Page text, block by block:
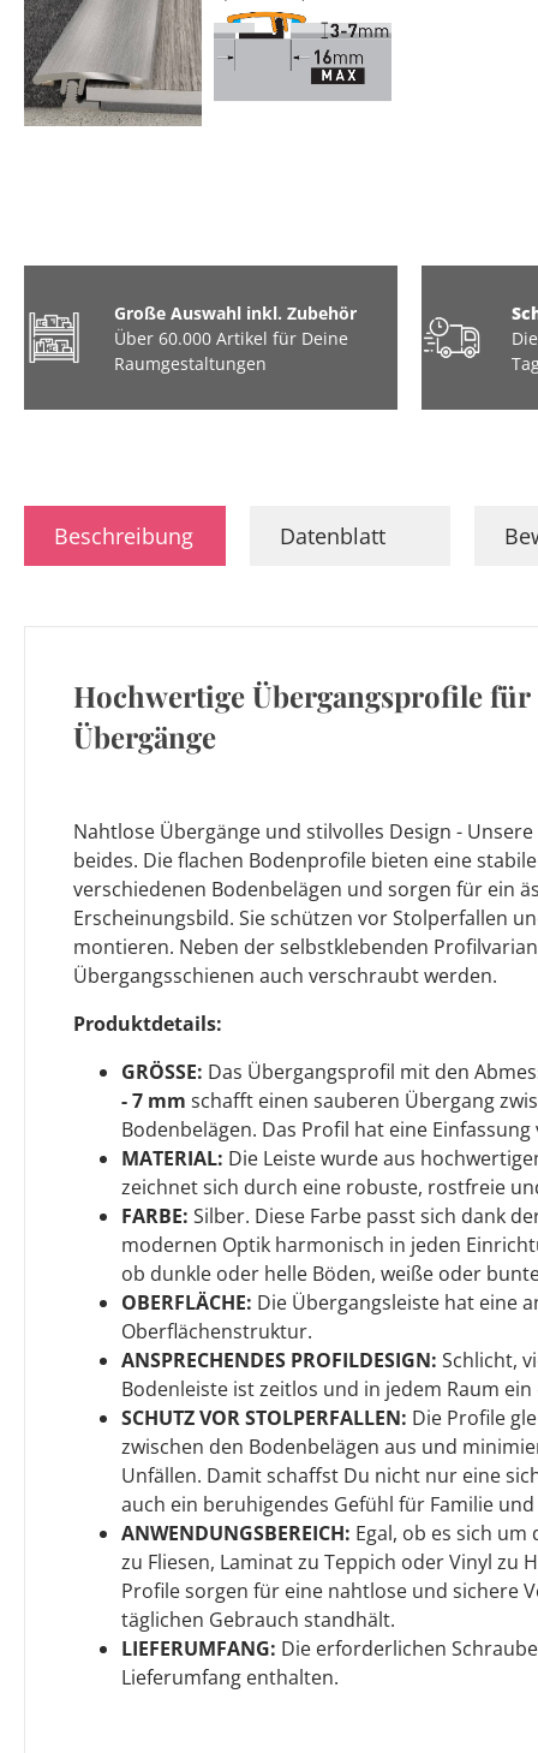
Große Auswahl inkl. Zubehör
Über 60.000 Artikel für Deine
Raumgestaltungen
Beschreibung Datenblatt
Hochwertige Übergangsprofile für
Übergänge
Nahtlose Übergänge und stilvolles Design -
beides. Die flachen Bodenprofile bieten eine
verschiedenen Bodenbelägen und sorgen für ein
Erscheinungsbild. Sie schützen vor Stolperfallen
montieren. Neben der selbstklebenden
Übergangsschienen auch verschraubt werden.
Produktdetails:
GRÖSSE: Das Übergangsprofil mit den
- 7 mm schafft einen sauberen Übergang
Bodenbelägen. Das Profil hat eine Einfassung
MATERIAL: Die Leiste wurde aus
zeichnet sich durch eine robuste, rostfreie
FARBE: Silber. Diese Farbe passt sich dank
modernen Optik harmonisch in jeden
ob dunkle oder helle Böden, weiße oder
OBERFLÄCHE: Die Übergangsleiste hat eine
Oberflächenstruktur.
ANSPRECHENDES PROFILDESIGN: Schlicht,
Bodenleiste ist zeitlos und in jedem Raum
SCHUTZ VOR STOLPERFALLEN: Die Profile
zwischen den Bodenbelägen aus und
Unfällen. Damit schaffst Du nicht nur eine
auch ein beruhigendes Gefühl für Familie und
ANWENDUNGSBEREICH: Egal, ob es sich
zu Fliesen, Laminat zu Teppich oder Vinyl zu
Profile sorgen für eine nahtlose und sichere
täglichen Gebrauch standhält.
LIEFERUMFANG: Die erforderlichen
Lieferumfang enthalten.